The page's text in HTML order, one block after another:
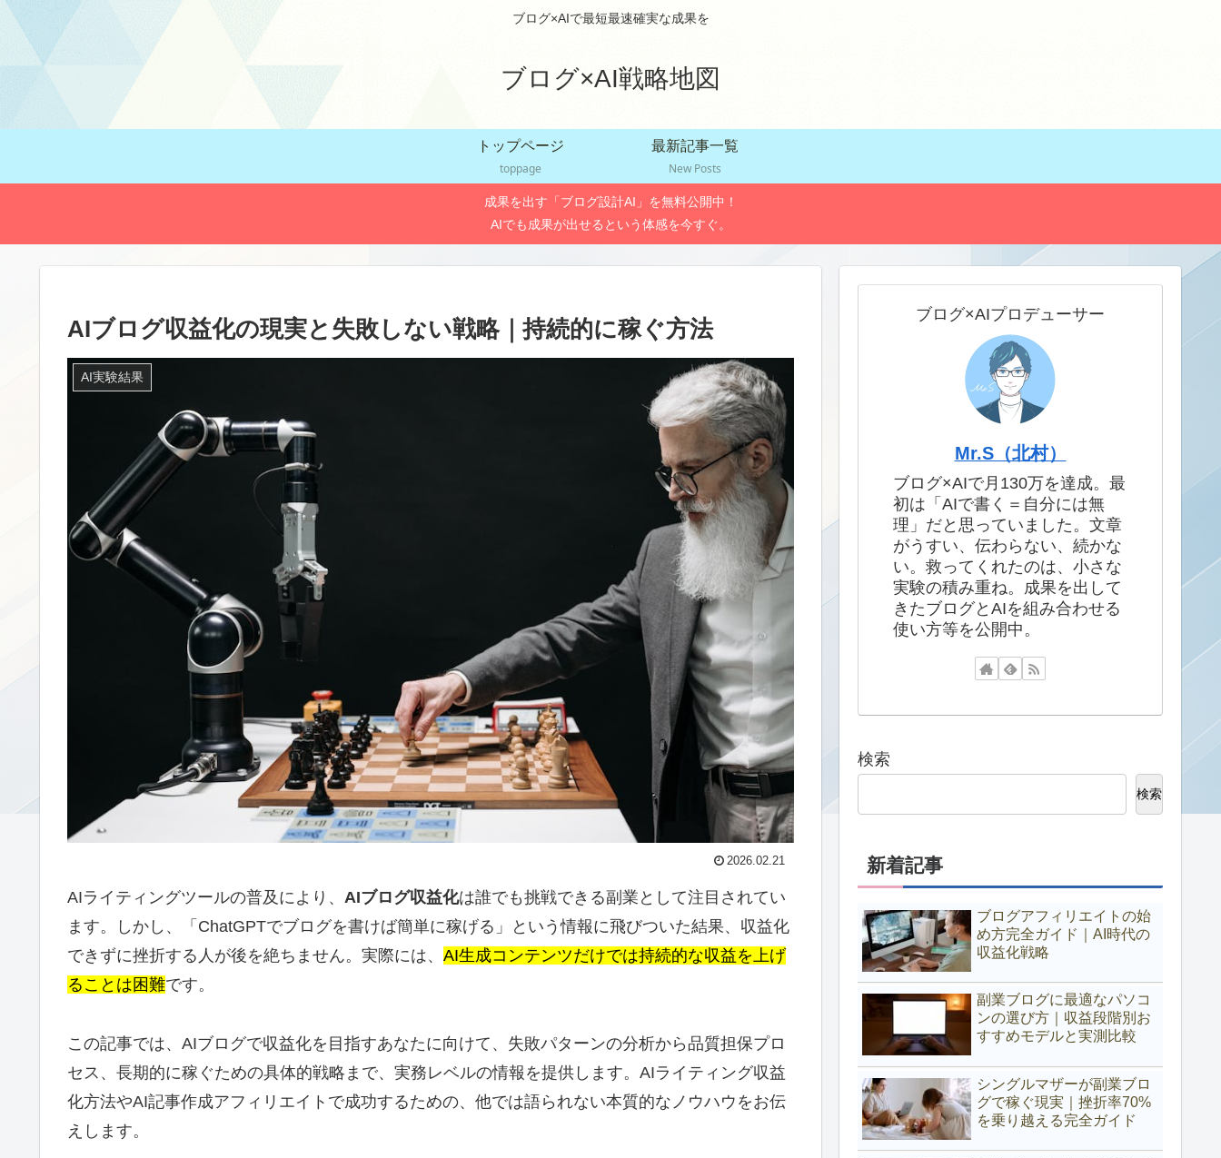
ブログ×AIで最短最速確実な成果を
ブログ×AI戦略地図
トップページ
toppage
最新記事一覧
New Posts
成果を出す「ブログ設計AI」を無料公開中！
AIでも成果が出せるという体感を今すぐ。
AIブログ収益化の現実と失敗しない戦略｜持続的に稼ぐ方法
AI実験結果
2026.02.21
AIライティングツールの普及により、 AIブログ収益化は誰でも挑戦できる副業として注目されてい
ます。しかし、「ChatGPTでブログを書けば簡単に稼げる」という情報に飛びついた結果、収益化
できずに挫折する人が後を絶ちません。実際には、 AI生成コンテンツだけでは持続的な収益を上げ
ることは困難です。
この記事では、AIブログで収益化を目指すあなたに向けて、失敗パターンの分析から品質担保プロ
セス、長期的に稼ぐための具体的戦略まで、実務レベルの情報を提供します。AIライティング収益
化方法やAI記事作成アフィリエイトで成功するための、他では語られない本質的なノウハウをお伝
えします。
ブログ×AIプロデューサー
Mr.S（北村）
ブログ×AIで月130万を達成。最
初は「AIで書く＝自分には無
理」だと思っていました。文章
がうすい、伝わらない、続かな
い。救ってくれたのは、小さな
実験の積み重ね。成果を出して
きたブログとAIを組み合わせる
使い方等を公開中。
検索
検索
新着記事
ブログアフィリエイトの始
め方完全ガイド｜AI時代の
収益化戦略
副業ブログに最適なパソコ
ンの選び方｜収益段階別お
すすめモデルと実測比較
シングルマザーが副業ブロ
グで稼ぐ現実｜挫折率70%
を乗り越える完全ガイド